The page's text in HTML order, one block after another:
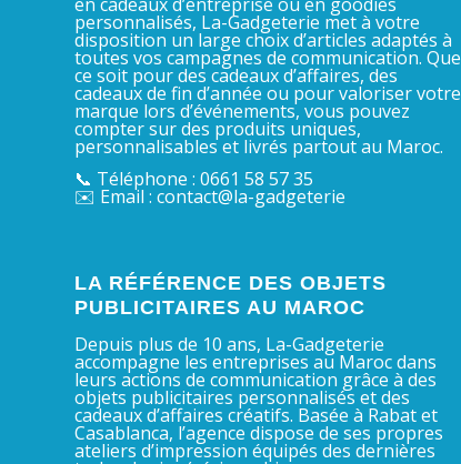
personnalisés, La-Gadgeterie met à votre
disposition un large choix d’articles adaptés à
toutes vos campagnes de communication. Que
ce soit pour des cadeaux d’affaires, des
cadeaux de fin d’année ou pour valoriser votre
marque lors d’événements, vous pouvez
compter sur des produits uniques,
personnalisables et livrés partout au Maroc.
📞 Téléphone : 0661 58 57 35
✉️ Email : contact@la-gadgeterie
LA RÉFÉRENCE DES OBJETS
PUBLICITAIRES AU MAROC
Depuis plus de 10 ans, La-Gadgeterie
accompagne les entreprises au Maroc dans
leurs actions de communication grâce à des
objets publicitaires personnalisés et des
cadeaux d’affaires créatifs. Basée à Rabat et
Casablanca, l’agence dispose de ses propres
ateliers d’impression équipés des dernières